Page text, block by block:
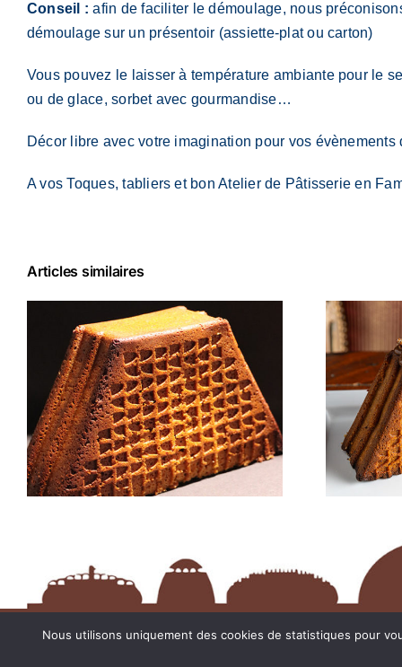
Conseil : afin de faciliter le démoulage, nous
démoulage sur un présentoir (assiette-plat ou carton)
Vous pouvez le laisser à température ambiante pour le
ou de glace, sorbet avec gourmandise…
Décor libre avec votre imagination pour vos
A vos Toques, tabliers et bon Atelier de Pâtisserie en
Articles similaires
Nous utilisons uniquement des cookies de statistiques pour